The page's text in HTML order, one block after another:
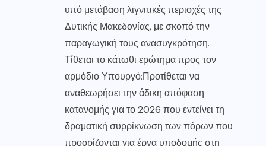
υπό μετάβαση λιγνιτικές περιοχές της
Δυτικής Μακεδονίας, με σκοπό την
παραγωγική τους ανασυγκρότηση.
Τίθεται το κάτωθι ερώτημα προς τον
αρμόδιο Υπουργό:Προτίθεται να
αναθεωρήσει την άδικη απόφαση
κατανομής για το 2026 που εντείνει τη
δραματική συρρίκνωση των πόρων που
προορίζονται για έργα υποδομής στη